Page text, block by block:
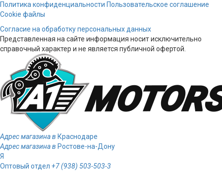
Политика конфиденциальности Пользовательское соглашение
Cookie файлы
Согласие на обработку персональных данных
Представленная на сайте информация носит исключительно
справочный характер и не является публичной офертой.
Адрес магазина в Краснодаре
Адрес магазина в Ростове-на-Дону
Я
Оптовый отдел +7 (938) 503-503-3